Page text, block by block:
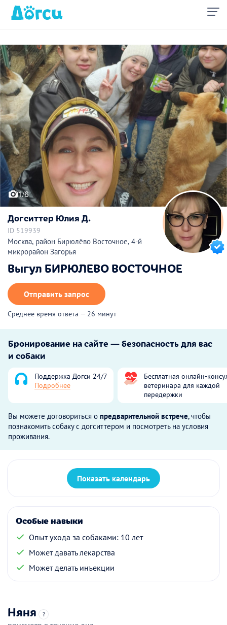
1/6
Догситтер Юлия Д.
ID 519939
Москва, район Бирюлёво Восточное, 4-й
микрорайон Загорья
Выгул БИРЮЛЕВО ВОСТОЧНОЕ
Отправить запрос
Среднее время ответа — 26 минут
Бронирование на сайте — безопасность для вас
и собаки
Поддержка Догси 24/7
Подробнее
Бесплатная онлайн-
ветеринара для каждой
передержки
Вы можете договориться о предварительной встрече, чтобы
познакомить собаку с догситтером и посмотреть на условия
проживания.
Показать календарь
Особые навыки
Опыт ухода за собаками: 10 лет
Может давать лекарства
Может делать инъекции
Няня ?